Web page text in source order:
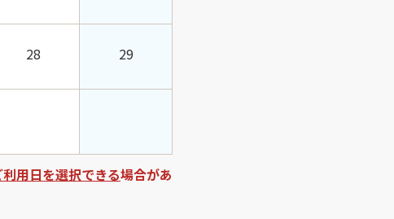
28 29
用日を選択できる場合があ